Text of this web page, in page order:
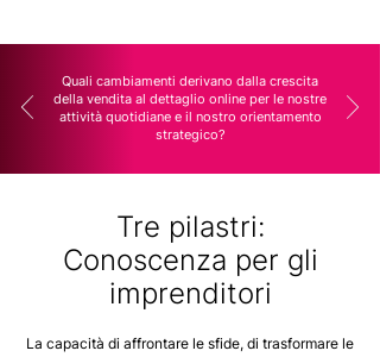
Quali cambiamenti derivano dalla crescita
della vendita al dettaglio online per le nostre
attività quotidiane e il nostro orientamento
strategico?
Tre pilastri:
Conoscenza per gli
imprenditori
La capacità di affrontare le sfide, di trasformare le